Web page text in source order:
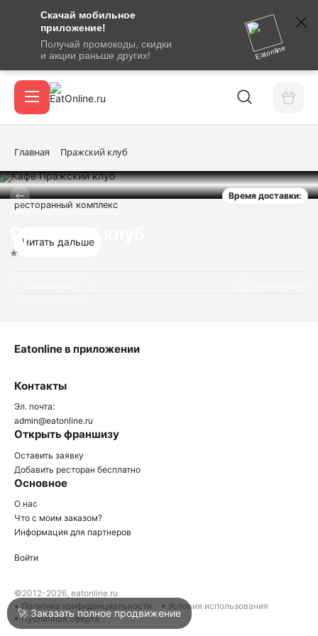
Скачай мобильное
приложение!
Получай промокоды, скидки
и акции раньше других!
Eatonline
сообщение
кодом
подтверждения
Вход / регистрация
Акции
Войти
Написать в техподдержку
Главная Пражский клуб
Время доставки:
Кафе-Ресторан-Доставка
Пражский клуб
ресторанный комплекс
Читать дальше
Контакты
Эл. почта:
admin@eatonline.ru
Открыть франшизу
Оставить заявку
Добавить ресторан бесплатно
Основное
О нас
Что с моим заказом?
Информация для партнеров
Eatonline в приложении
Войти
©2012-2026, eatonline.ru
• Политика конфиденциальности
• Условия использования
• Публичная оферта
🚀 Заказать полное продвижение